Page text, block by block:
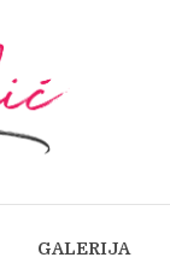
GALERIJA